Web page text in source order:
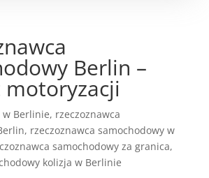
Berlin –
w Berlinie, rzeczoznawca
, rzeczoznawca samochodowy w
samochodowy za granica,
kolizja w Berlinie